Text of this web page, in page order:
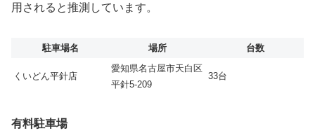
用されると推測しています。
駐車場名 場所 台数
くいどん平針店
愛知県名古屋市天白区
平針5-209
33台
有料駐車場